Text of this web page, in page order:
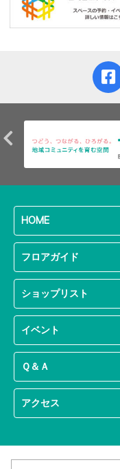
HOME
フロアガイド
ショップリスト
イベント
Ｑ＆Ａ
アクセス